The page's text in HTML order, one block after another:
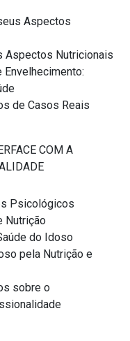
Aspectos
Aspectos Nutricionais
de Casos Reais
COM A
Psicológicos
Nutrição
do Idoso
pela Nutrição e
sobre o